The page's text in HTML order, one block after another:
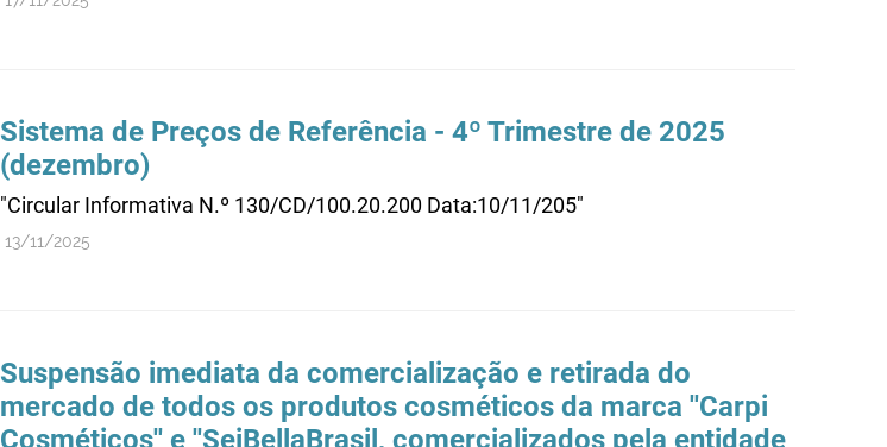
Sistema de Preços de Referência - 4º Trimestre de 2025
(dezembro)
"Circular Informativa N.º 130/CD/100.20.200 Data:10/11/205"
13/11/2025
Suspensão imediata da comercialização e retirada do
mercado de todos os produtos cosméticos da marca ''Carpi
Cosméticos'' e ''SeiBellaBrasil, comercializados pela entidade